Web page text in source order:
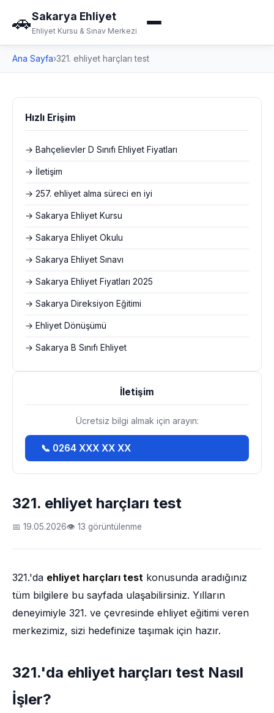
🚗Sakarya Ehliyet
Ehliyet Kursu & Sınav Merkezi
Ana Sayfa›321. ehliyet harçları test
321. ehliyet harçları test
📅 19.05.2026👁 13 görüntülenme
321.'da ehliyet harçları test konusunda aradığınız
tüm bilgilere bu sayfada ulaşabilirsiniz. Yılların
deneyimiyle 321. ve çevresinde ehliyet eğitimi veren
merkezimiz, sizi hedefinize taşımak için hazır.
321.'da ehliyet harçları test Nasıl
İşler?
Hızlı Erişim
→ Bahçelievler D Sınıfı Ehliyet Fiyatları
→ İletişim
→ 257. ehliyet alma süreci en iyi
→ Sakarya Ehliyet Kursu
→ Sakarya Ehliyet Okulu
→ Sakarya Ehliyet Sınavı
→ Sakarya Ehliyet Fiyatları 2025
→ Sakarya Direksiyon Eğitimi
→ Ehliyet Dönüşümü
→ Sakarya B Sınıfı Ehliyet
İletişim
Ücretsiz bilgi almak için arayın:
📞 0264 XXX XX XX